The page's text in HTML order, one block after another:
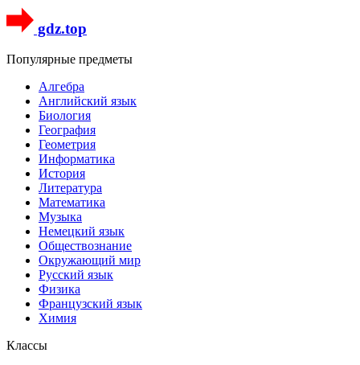
gdz.top
Популярные предметы
Алгебра
Английский язык
Биология
География
Геометрия
Информатика
История
Литература
Математика
Музыка
Немецкий язык
Обществознание
Окружающий мир
Русский язык
Физика
Французский язык
Химия
Классы